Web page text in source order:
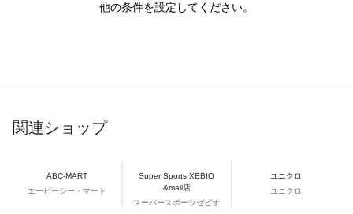
他の条件を設定してください。
関連ショップ
ABC-MART
エービーシー・マート
Super Sports XEBIO
&mall店
スーパースポーツゼビオ
ユニクロ
ユニクロ